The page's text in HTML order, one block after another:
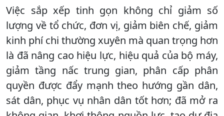
Việc sắp xếp tinh gọn không chỉ giảm số
lượng về tổ chức, đơn vị, giảm biên chế, giảm
kinh phí chi thường xuyên mà quan trọng hơn
là đã nâng cao hiệu lực, hiệu quả của bộ máy,
giảm tầng nấc trung gian, phân cấp phân
quyền được đẩy mạnh theo hướng gần dân,
sát dân, phục vụ nhân dân tốt hơn; đã mở ra